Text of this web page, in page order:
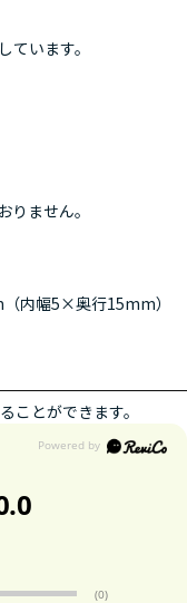
います。
ません。
内幅5×奥行15mm）
ことができます。
(0)